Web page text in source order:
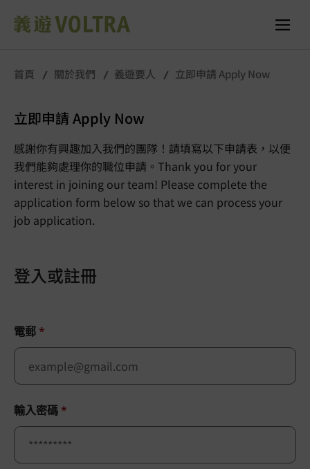
首頁 關於我們 義遊要人 立即申請 Apply Now
立即申請 Apply Now
感謝你有興趣加入我們的團隊！請填寫以下申請表，以便
我們能夠處理你的職位申請。Thank you for your
interest in joining our team! Please complete the
application form below so that we can process your
job application.
登入或註冊
電郵 *
輸入密碼 *